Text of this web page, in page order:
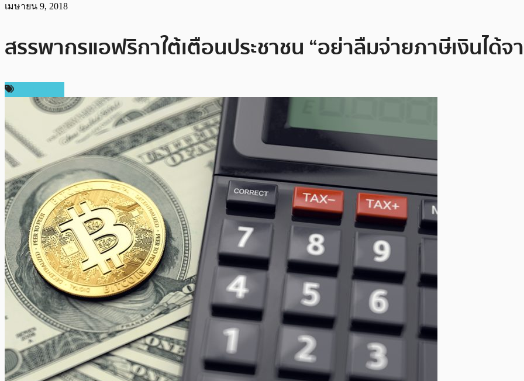
เมษายน 9, 2018
สรรพากรแอฟริกาใต้เตือนประชาชน “อย่าลืมจ่ายภาษีเงินได้จ